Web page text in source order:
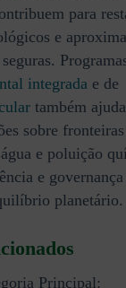
para
e
integrada e de
também
sobre
e poluição
e governança
planetário.
Principal: